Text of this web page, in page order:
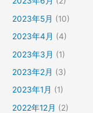
2023年5月 (10)
2023年4月 (4)
2023年3月 (1)
2023年2月 (3)
2023年1月 (1)
2022年12月 (2)